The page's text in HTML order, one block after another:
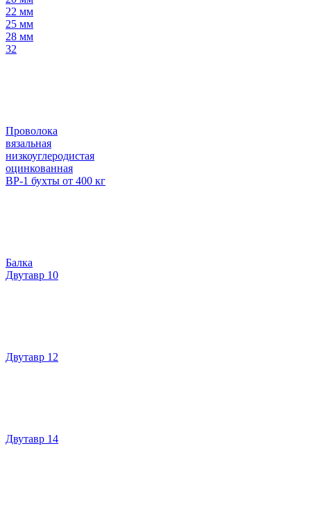
22 мм
25 мм
28 мм
32
Проволока
вязальная
низкоуглеродистая
оцинкованная
ВР-1 бухты от 400 кг
Балка
Двутавр 10
Двутавр 12
Двутавр 14